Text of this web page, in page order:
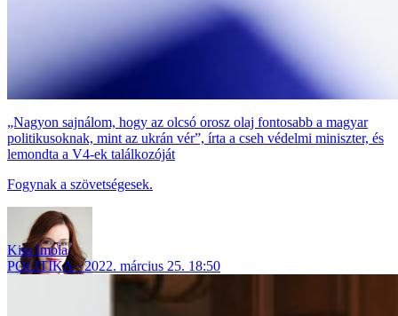
„Nagyon sajnálom, hogy az olcsó orosz olaj fontosabb a magyar
politikusoknak, mint az ukrán vér”, írta a cseh védelmi miniszter, és
lemondta a V4-ek találkozóját
Fogynak a szövetségesek.
Kiss Imola
POLITIKA
2022. március 25. 18:50